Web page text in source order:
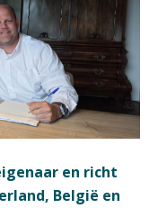
en richt
België en